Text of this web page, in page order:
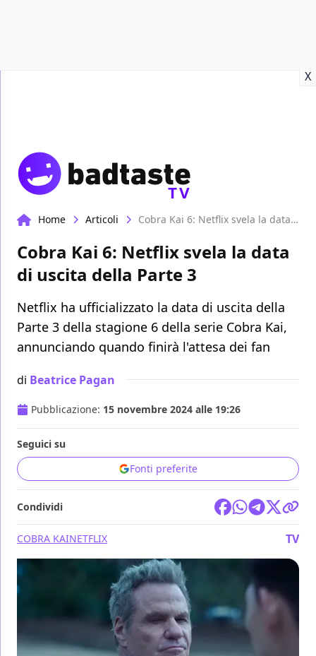
X
TV
Home Articoli Cobra Kai 6: Netflix svela la data di uscita della Parte 3
Cobra Kai 6: Netflix svela la data
di uscita della Parte 3
Netflix ha ufficializzato la data di uscita della
Parte 3 della stagione 6 della serie Cobra Kai,
annunciando quando finirà l'attesa dei fan
di Beatrice Pagan
Pubblicazione: 15 novembre 2024 alle 19:26
Seguici su
Fonti preferite
Condividi
COBRA KAINETFLIX TV